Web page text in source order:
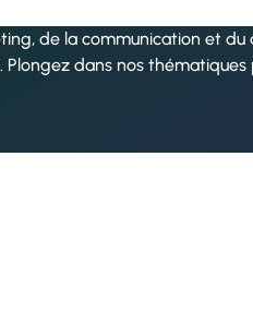
de la communication et
dans nos